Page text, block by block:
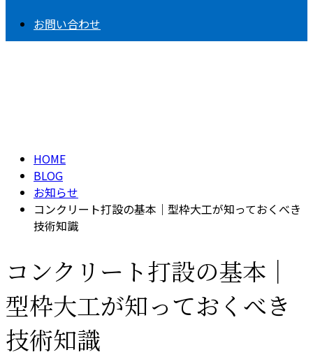
お問い合わせ
HOME
BLOG
お知らせ
コンクリート打設の基本｜型枠大工が知っておくべき
技術知識
コンクリート打設の基本｜
型枠大工が知っておくべき
技術知識